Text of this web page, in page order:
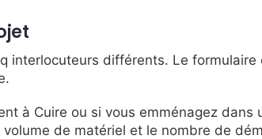
interlocuteurs différents. Le formulaire
à Cuire ou si vous emménagez dans
volume de matériel et le nombre de